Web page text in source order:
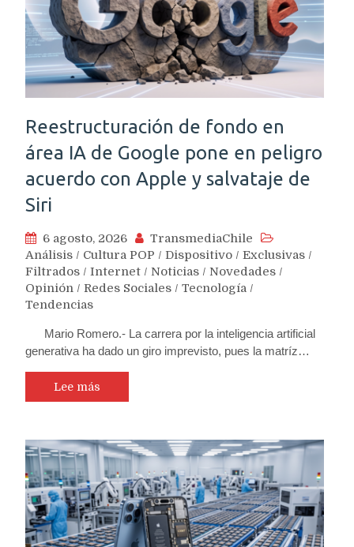
Reestructuración de fondo en
área IA de Google pone en peligro
acuerdo con Apple y salvataje de
Siri
6 agosto, 2026
TransmediaChile
Análisis / Cultura POP / Dispositivo / Exclusivas /
Filtrados / Internet / Noticias / Novedades /
Opinión / Redes Sociales / Tecnología /
Tendencias
Mario Romero.- La carrera por la inteligencia artificial
generativa ha dado un giro imprevisto, pues la matríz…
Lee más